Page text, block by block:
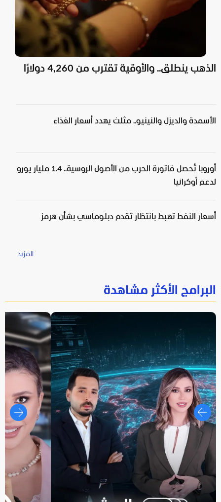
الذهب ينطلق.. والأوقية تقترب من 4,260 دولارًا
الأسمدة والديزل والنينيو.. مثلث يهدد أسعار الغذاء
أوروبا تُحصل فاتورة الحرب من الأصول الروسية.. 1.4 مليار يورو
لدعم أوكرانيا
أسعار النفط تهبط بانتظار تقدم دبلوماسي بشأن هرمز
المزيد
البرامج الأكثر مشاهدة